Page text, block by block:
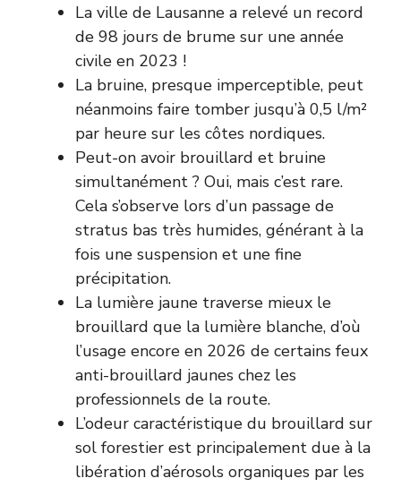
La ville de Lausanne a relevé un record
de 98 jours de brume sur une année
civile en 2023 !
La bruine, presque imperceptible, peut
néanmoins faire tomber jusqu’à 0,5 l/m²
par heure sur les côtes nordiques.
Peut-on avoir brouillard et bruine
simultanément ? Oui, mais c’est rare.
Cela s’observe lors d’un passage de
stratus bas très humides, générant à la
fois une suspension et une fine
précipitation.
La lumière jaune traverse mieux le
brouillard que la lumière blanche, d’où
l’usage encore en 2026 de certains feux
anti-brouillard jaunes chez les
professionnels de la route.
L’odeur caractéristique du brouillard sur
sol forestier est principalement due à la
libération d’aérosols organiques par les